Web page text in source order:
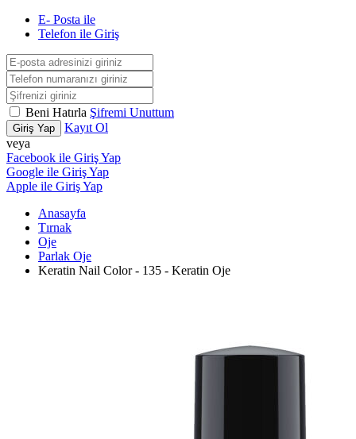
E- Posta ile
Telefon ile Giriş
Beni Hatırla Şifremi Unuttum
Giriş Yap
Kayıt Ol
veya
Facebook ile Giriş Yap
Google ile Giriş Yap
Apple ile Giriş Yap
Anasayfa
Tırnak
Oje
Parlak Oje
Keratin Nail Color - 135 - Keratin Oje